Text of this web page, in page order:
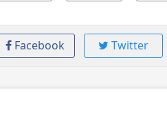
Facebook Twitter